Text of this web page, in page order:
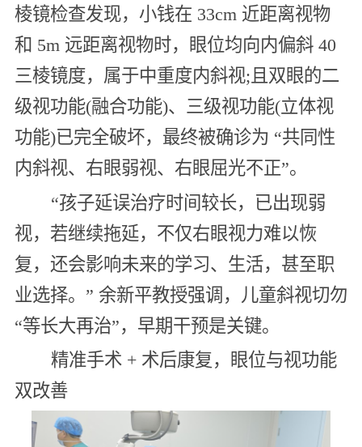
棱镜检查发现，小钱在 33cm 近距离视物
和 5m 远距离视物时，眼位均向内偏斜 40
三棱镜度，属于中重度内斜视;且双眼的二
级视功能(融合功能)、三级视功能(立体视
功能)已完全破坏，最终被确诊为 “共同性
内斜视、右眼弱视、右眼屈光不正”。
“孩子延误治疗时间较长，已出现弱
视，若继续拖延，不仅右眼视力难以恢
复，还会影响未来的学习、生活，甚至职
业选择。” 余新平教授强调，儿童斜视切勿
“等长大再治”，早期干预是关键。
精准手术 + 术后康复，眼位与视功能
双改善